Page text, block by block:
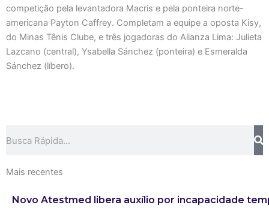
competição pela levantadora Macris e pela ponteira norte-
americana Payton Caffrey. Completam a equipe a oposta Kisy,
do Minas Tênis Clube, e três jogadoras do Alianza Lima: Julieta
Lazcano (central), Ysabella Sánchez (ponteira) e Esmeralda
Sánchez (líbero).
Mais recentes
Novo Atestmed libera auxílio por incapacidade